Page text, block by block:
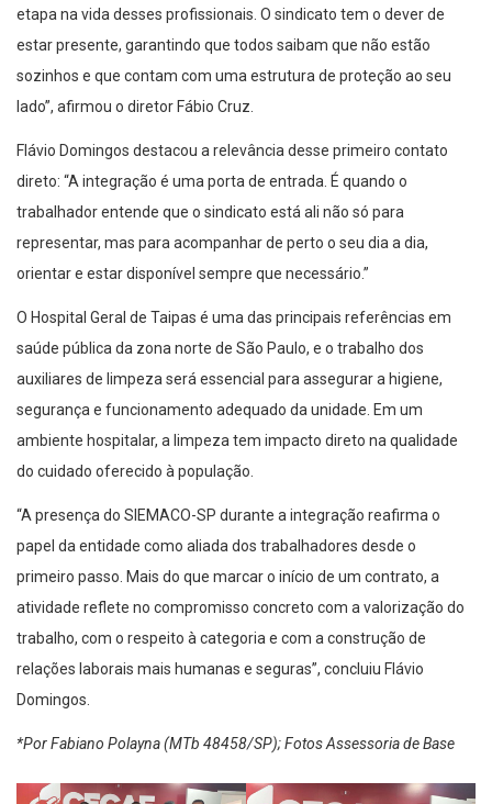
etapa na vida desses profissionais. O sindicato tem o dever de
estar presente, garantindo que todos saibam que não estão
sozinhos e que contam com uma estrutura de proteção ao seu
lado”, afirmou o diretor Fábio Cruz.
Flávio Domingos destacou a relevância desse primeiro contato
direto: “A integração é uma porta de entrada. É quando o
trabalhador entende que o sindicato está ali não só para
representar, mas para acompanhar de perto o seu dia a dia,
orientar e estar disponível sempre que necessário.”
O Hospital Geral de Taipas é uma das principais referências em
saúde pública da zona norte de São Paulo, e o trabalho dos
auxiliares de limpeza será essencial para assegurar a higiene,
segurança e funcionamento adequado da unidade. Em um
ambiente hospitalar, a limpeza tem impacto direto na qualidade
do cuidado oferecido à população.
“A presença do SIEMACO-SP durante a integração reafirma o
papel da entidade como aliada dos trabalhadores desde o
primeiro passo. Mais do que marcar o início de um contrato, a
atividade reflete no compromisso concreto com a valorização do
trabalho, com o respeito à categoria e com a construção de
relações laborais mais humanas e seguras”, concluiu Flávio
Domingos.
*Por Fabiano Polayna (MTb 48458/SP); Fotos Assessoria de Base